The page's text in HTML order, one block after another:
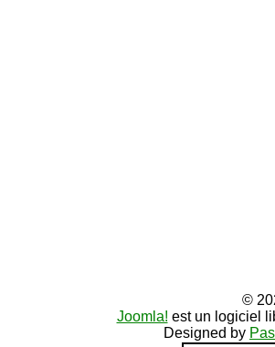
©
Joomla! est un logiciel
Designed by